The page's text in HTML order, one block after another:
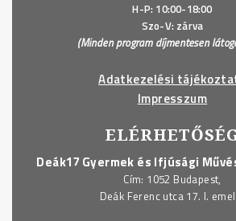
H-P: 10:00-18:00
Szo-V: zárva
(Minden program díjmentesen
Adatkezelési
Impresszum
Deák17 Gyermek és Ifjúsági
Cím: 1052 Budapest,
Deák Ferenc utca 17. I.